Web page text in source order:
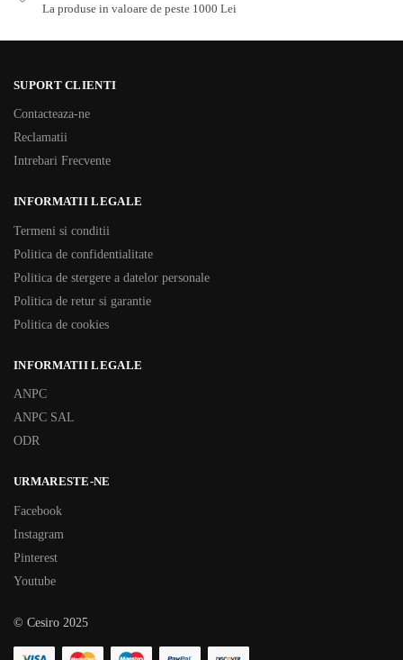
La produse in valoare de peste 1000 Lei
SUPORT CLIENTI
Contacteaza-ne
Reclamatii
Intrebari Frecvente
INFORMATII LEGALE
Termeni si conditii
Politica de confidentialitate
Politica de stergere a datelor personale
Politica de retur si garantie
Politica de cookies
INFORMATII LEGALE
ANPC
ANPC SAL
ODR
URMARESTE-NE
Facebook
Instagram
Pinterest
Youtube
© Cesiro 2025